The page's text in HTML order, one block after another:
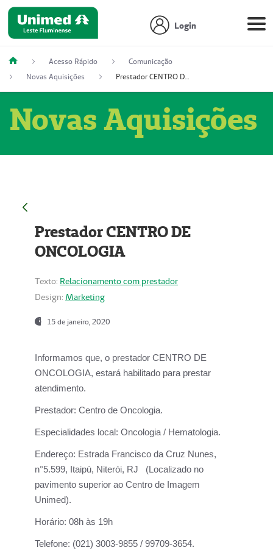
Login
Acesso Rápido
Comunicação
Novas Aquisições
Prestador CENTRO DE ONCOLOGIA
Novas Aquisições
Prestador CENTRO DE
ONCOLOGIA
Texto: Relacionamento com prestador
Design: Marketing
15 de janeiro, 2020
Informamos que, o prestador CENTRO DE
ONCOLOGIA, estará habilitado para prestar
atendimento.
Prestador: Centro de Oncologia.
Especialidades local: Oncologia / Hematologia.
Endereço: Estrada Francisco da Cruz Nunes,
n°5.599, Itaipú, Niterói, RJ (Localizado no
pavimento superior ao Centro de Imagem
Unimed).
Horário: 08h às 19h
Telefone: (021) 3003-9855 / 99709-3654.